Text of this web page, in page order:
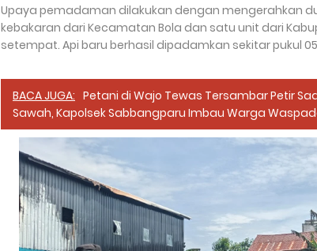
Upaya pemadaman dilakukan dengan mengerahkan
kebakaran dari Kecamatan Bola dan satu unit dari
setempat. Api baru berhasil dipadamkan sekitar pukul
BACA JUGA: Petani di Wajo Tewas Tersambar Petir
Sawah, Kapolsek Sabbangparu Imbau Warga